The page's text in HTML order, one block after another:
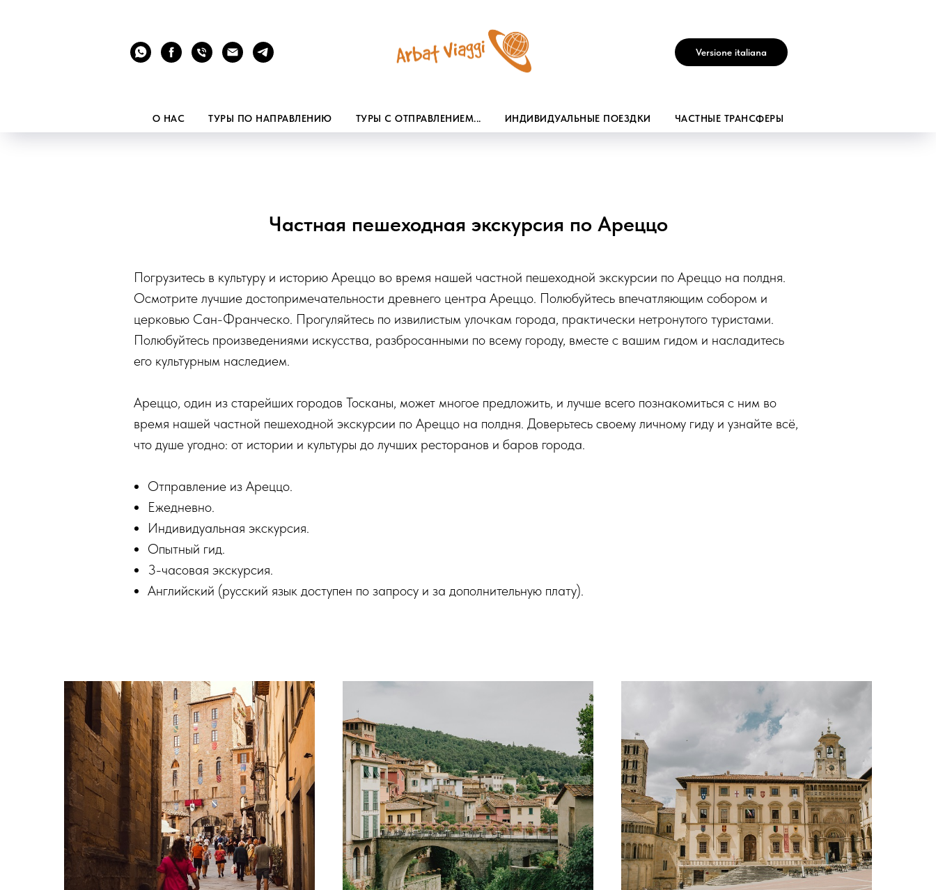
Versione italiana
О НАС ТУРЫ ПО НАПРАВЛЕНИЮ ТУРЫ С ОТПРАВЛЕНИЕМ... ИНДИВИДУАЛЬНЫЕ ПОЕЗДКИ ЧАСТНЫЕ ТРАНСФЕРЫ
Частная пешеходная экскурсия по Ареццо
Погрузитесь в культуру и историю Ареццо во время нашей частной пешеходной экскурсии по Ареццо на полдня.
Осмотрите лучшие достопримечательности древнего центра Ареццо. Полюбуйтесь впечатляющим собором и
церковью Сан-Франческо. Прогуляйтесь по извилистым улочкам города, практически нетронутого туристами.
Полюбуйтесь произведениями искусства, разбросанными по всему городу, вместе с вашим гидом и насладитесь
его культурным наследием.
Ареццо, один из старейших городов Тосканы, может многое предложить, и лучше всего познакомиться с ним во
время нашей частной пешеходной экскурсии по Ареццо на полдня. Доверьтесь своему личному гиду и узнайте всё,
что душе угодно: от истории и культуры до лучших ресторанов и баров города.
Отправление из Ареццо.
Ежедневно.
Индивидуальная экскурсия.
Опытный гид.
3-часовая экскурсия.
Английский (русский язык доступен по запросу и за дополнительную плату).